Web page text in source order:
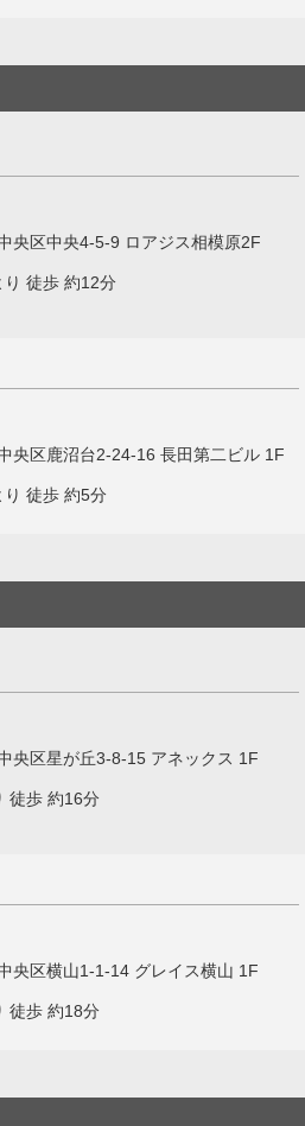
央区中央4-5-9 ロアジス相模原2F
徒歩 約12分
央区鹿沼台2-24-16 長田第二ビル 1F
徒歩 約5分
央区星が丘3-8-15 アネックス 1F
徒歩 約16分
央区横山1-1-14 グレイス横山 1F
徒歩 約18分